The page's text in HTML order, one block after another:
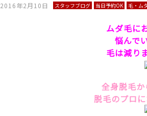
2016年2月10日 スタッフブログ 当日予約OK 毛・ム
ムダ毛に
悩んで
毛は減り
全身脱毛
脱毛のプロ